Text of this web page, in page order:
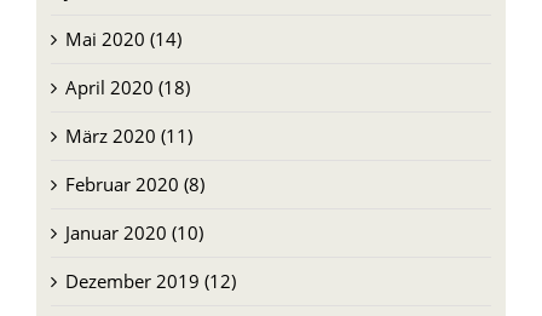
Mai 2020 (14)
April 2020 (18)
März 2020 (11)
Februar 2020 (8)
Januar 2020 (10)
Dezember 2019 (12)